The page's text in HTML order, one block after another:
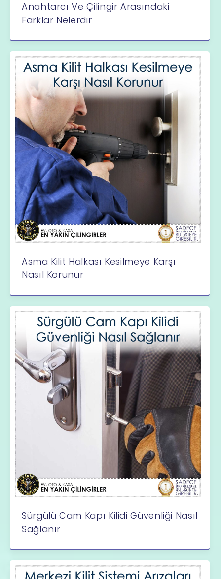
Anahtarcı Ve Çilingir Arasındaki
Farklar Nelerdir
Asma Kilit Halkası Kesilmeye Karşı
Nasıl Korunur
Sürgülü Cam Kapı Kilidi Güvenliği Nasıl
Sağlanır